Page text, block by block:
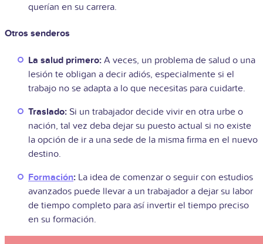
querían en su carrera.
Otros senderos
La salud primero: A veces, un problema de salud o una
lesión te obligan a decir adiós, especialmente si el
trabajo no se adapta a lo que necesitas para cuidarte.
Traslado: Si un trabajador decide vivir en otra urbe o
nación, tal vez deba dejar su puesto actual si no existe
la opción de ir a una sede de la misma firma en el nuevo
destino.
Formación: La idea de comenzar o seguir con estudios
avanzados puede llevar a un trabajador a dejar su labor
de tiempo completo para así invertir el tiempo preciso
en su formación.